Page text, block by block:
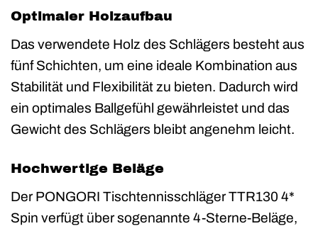
Optimaler Holzaufbau
Das verwendete Holz des Schlägers besteht aus
fünf Schichten, um eine ideale Kombination aus
Stabilität und Flexibilität zu bieten. Dadurch wird
ein optimales Ballgefühl gewährleistet und das
Gewicht des Schlägers bleibt angenehm leicht.
Hochwertige Beläge
Der PONGORI Tischtennisschläger TTR130 4*
Spin verfügt über sogenannte 4-Sterne-Beläge,